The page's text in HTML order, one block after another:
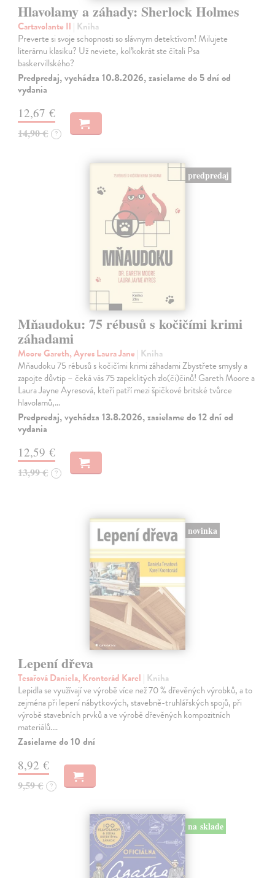
Hlavolamy a záhady: Sherlock Holmes
Cartavolante Il | Kniha
Preverte si svoje schopnosti so slávnym detektívom! Milujete
literárnu klasiku? Už neviete, koľkokrát ste čítali Psa
baskervillského?
Predpredaj, vychádza 10.8.2026, zasielame do 5 dní od
vydania
12,67 €
14,90 € ?
predpredaj
Mňaudoku: 75 rébusů s kočičími krimi
záhadami
Moore Gareth, Ayres Laura Jane | Kniha
Mňaudoku 75 rébusů s kočičími krimi záhadami Zbystřete smysly a
zapojte důvtip – čeká vás 75 zapeklitých zlo(či)činů! Gareth Moore a
Laura Jayne Ayresová, kteří patří mezi špičkové britské tvůrce
hlavolamů,…
Predpredaj, vychádza 13.8.2026, zasielame do 12 dní od
vydania
12,59 €
13,99 € ?
novinka
Lepení dřeva
Tesařová Daniela, Krontorád Karel | Kniha
Lepidla se využívají ve výrobě více než 70 % dřevěných výrobků, a to
zejména při lepení nábytkových, stavebně-truhlářských spojů, při
výrobě stavebních prvků a ve výrobě dřevěných kompozitních
materiálů.…
Zasielame do 10 dní
8,92 €
9,59 € ?
na sklade